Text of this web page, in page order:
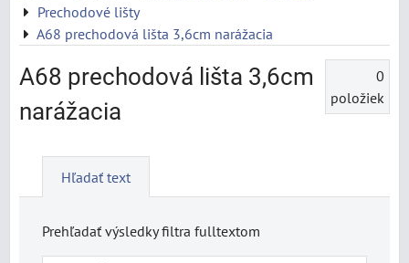
Prechodové lišty
A68 prechodová lišta 3,6cm narážacia
A68 prechodová lišta 3,6cm
narážacia
0
položiek
Hľadať text
Prehľadať výsledky filtra fulltextom